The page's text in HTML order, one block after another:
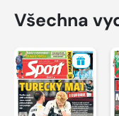
Všechna